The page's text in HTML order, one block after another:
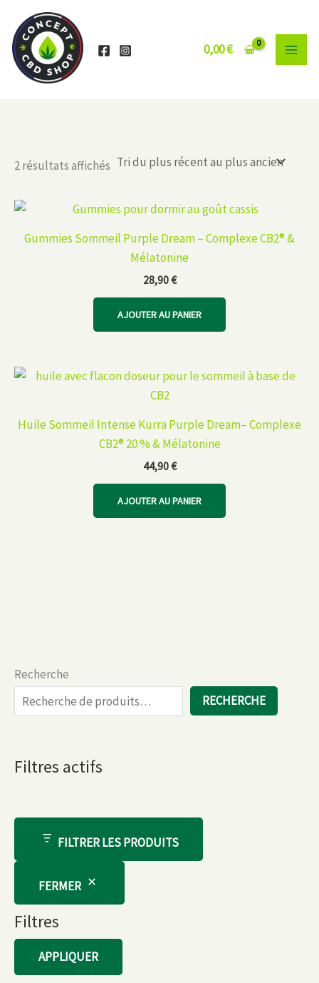
contenu
0,00€
Recherche
RECHERCHE
Filtres actifs
FILTRER LES PRODUITS
FERMER
Filtres
APPLIQUER
2 résultats affichés Trié
au
ancien
Gummies Sommeil Purple Dream – Complexe CB2® &
Mélatonine
28,90€
AJOUTER AU PANIER
Huile Sommeil Intense Kurra Purple Dream– Complexe
CB2® 20 % & Mélatonine
44,90€
AJOUTER AU PANIER